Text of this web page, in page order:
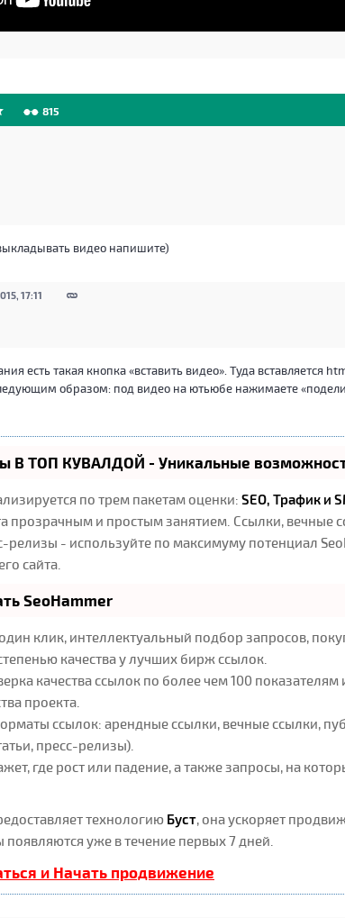
815
видео напишите)
17:11
есть такая кнопка «вставить видео». Туда вставляется
образом: под видео на ютьюбе нажимаете
В ТОП КУВАЛДОЙ - Уникальные
по трем пакетам оценки: SEO, Трафик и
прозрачным и простым занятием. Ссылки, вечные
релизы - используйте по максимуму потенциал
сайта.
SeoHammer
клик, интеллектуальный подбор запросов,
качества у лучших бирж ссылок.
качества ссылок по более чем 100
проекта.
ссылок: арендные ссылки, вечные ссылки,
пресс-релизы).
где рост или падение, а также запросы, на
технологию Буст, она ускоряет
появляются уже в течение первых 7 дней.
и Начать продвижение